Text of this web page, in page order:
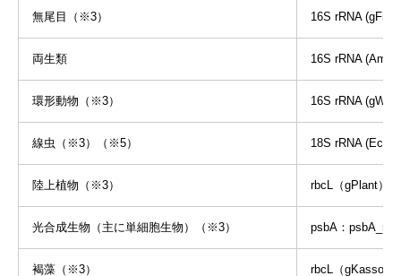
無尾目（※3） 16S rRNA (gFrog)
両生類 16S rRNA
環形動物（※3） 16S rRNA
線虫（※3）（※5） 18S rRNA
陸上植物（※3） rbcL（gPlant）
光合成生物（主に単細胞生物）（※3） psbA：
褐藻（※3） rbcL（gKasso）